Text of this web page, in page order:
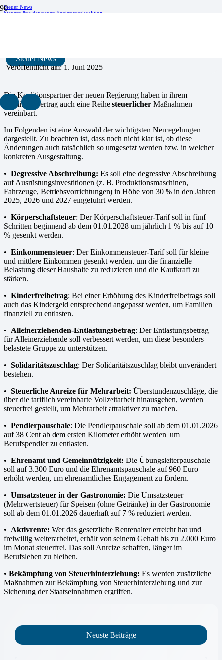
Steuer News
Steuerpläne der neuen Regierungskoalition
Steuer News
Veröffentlicht am:1. Juni 2025
Die Koalitionspartner der neuen Regierung haben in ihrem
Koalitionsvertrag auch eine Reihe steuerlicher Maßnahmen
vereinbart.
Im Folgenden ist eine Auswahl der wichtigsten Neuregelungen
dargestellt. Zu beachten ist, dass noch nicht klar ist, ob diese
Änderungen auch tatsächlich so umgesetzt werden bzw. in welcher
konkreten Ausgestal­tung.
• Degressive Abschreibung: Es soll eine degressive Abschreibung
auf Ausrüstungsinvestitionen (z. B. Pro­duktionsmaschinen,
Fahrzeuge, Betriebsvorrichtungen) in Höhe von 30 % in den Jahren
2025, 2026 und 2027 eingeführt werden.
• Körperschaftsteuer: Der Körperschaftsteuer-Tarif soll in fünf
Schritten beginnend ab dem 01.01.2028 um jährlich 1 % bis auf 10
% gesenkt werden.
• Einkommensteuer: Der Einkommensteuer-Tarif soll für kleine
und mittlere Einkommen gesenkt werden, um die finanzielle
Belastung dieser Haushalte zu reduzieren und die Kaufkraft zu
stärken.
• Kinderfreibetrag: Bei einer Erhöhung des Kinderfreibetrags soll
auch das Kindergeld entsprechend angepasst werden, um Familien
finanziell zu entlasten.
• Alleinerziehenden-Entlastungsbetrag: Der Entlastungsbetrag
für Alleinerziehende soll verbessert werden, um diese besonders
belastete Gruppe zu unterstützen.
• Solidaritätszuschlag: Der Solidaritätszuschlag bleibt unverändert
bestehen.
• Steuerliche Anreize für Mehrarbeit: Überstundenzuschläge, die
über die tariflich vereinbarte Vollzeit­arbeit hinausgehen, werden
steuerfrei gestellt, um Mehrarbeit attraktiver zu machen.
• Pendlerpauschale: Die Pendlerpauschale soll ab dem 01.01.2026
auf 38 Cent ab dem ersten Kilometer erhöht werden, um
Berufspendler zu entlasten.
• Ehrenamt und Gemeinnützigkeit: Die Übungsleiterpauschale
soll auf 3.300 Euro und die Ehrenamts­pauschale auf 960 Euro
erhöht werden, um ehrenamtliches Engagement zu fördern.
• Umsatzsteuer in der Gastronomie: Die Umsatzsteuer
(Mehrwertsteuer) für Speisen (ohne Getränke) in der Gastronomie
soll ab dem 01.01.2026 dauerhaft auf 7 % reduziert werden.
• Aktivrente: Wer das gesetzliche Rentenalter erreicht hat und
freiwillig weiterarbeitet, erhält von sei­nem Gehalt bis zu 2.000 Euro
im Monat steuerfrei. Das soll Anreize schaffen, länger im
Berufsleben zu bleiben.
• Bekämpfung von Steuerhinterziehung: Es werden zusätzliche
Maßnahmen zur Bekämpfung von Steuerhinterziehung und zur
Sicherung der Staatseinnahmen ergriffen.
Neuste Beiträge